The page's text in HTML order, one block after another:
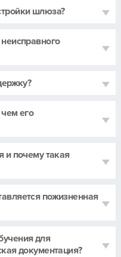
шлюза?
его
и почему такая
пожизненная
для
документация?